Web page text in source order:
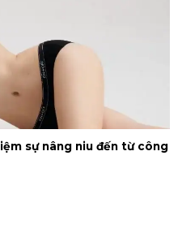
sự nâng niu đến từ công